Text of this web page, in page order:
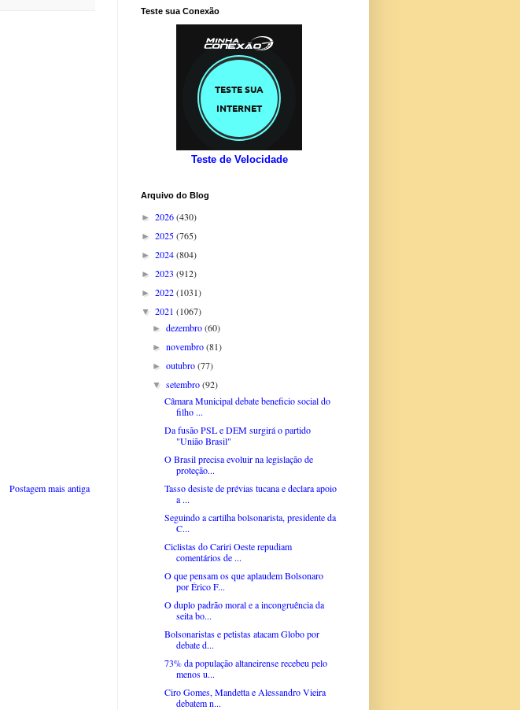
Postagem mais antiga
Teste sua Conexão
Teste de Velocidade
Arquivo do Blog
► 2026(430)
► 2025(765)
► 2024(804)
► 2023 (912)
► 2022(1031)
▼ 2021 (1067)
►dezembro(60)
►novembro(81)
►outubro(77)
▼setembro(92)
Câmara Municipal debate beneficio social do
filho ...
Da fusão PSL e DEM surgirá o partido
"União Brasil"
O Brasil precisa evoluir na legislação de
proteção...
Tasso desiste de prévias tucana e declara apoio
a ...
Seguindo a cartilha bolsonarista, presidente da
C...
Ciclistas do Cariri Oeste repudiam
comentários de ...
O que pensam os que aplaudem Bolsonaro
por Érico F...
O duplo padrão moral e a incongruência da
seita bo...
Bolsonaristas e petistas atacam Globo por
debate d...
73% da população altaneirense recebeu pelo
menos u...
Ciro Gomes, Mandetta e Alessandro Vieira
debatem n...